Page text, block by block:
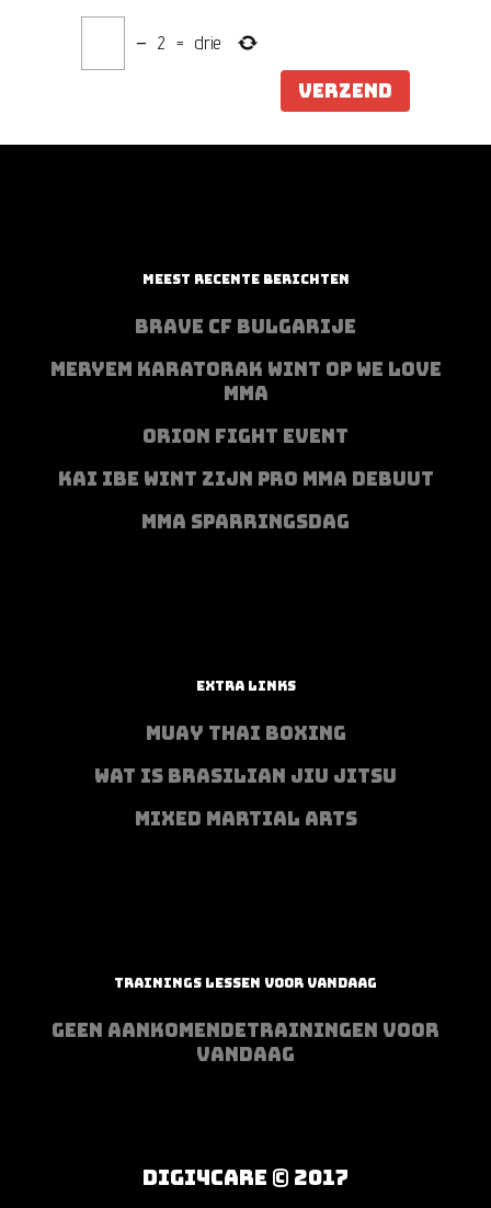
− 2 = drie
MEEST RECENTE BERICHTEN
BRAVE CF BULGARIJE
MERYEM KARATORAK WINT OP WE LOVE
MMA
ORION FIGHT EVENT
KAI IBE WINT ZIJN PRO MMA DEBUUT
MMA SPARRINGSDAG
EXTRA LINKS
MUAY THAI BOXING
WAT IS BRASILIAN JIU JITSU
MIXED MARTIAL ARTS
TRAININGS LESSEN VOOR VANDAAG
GEEN AANKOMENDETRAININGEN VOOR
VANDAAG
DIGI4CARE © 2017